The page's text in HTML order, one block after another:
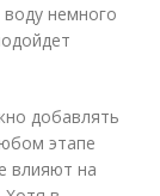
немного
добавлять
этапе
влияют на